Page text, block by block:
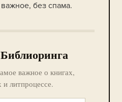
без спама.
важное о книгах,
и литпроцессе.